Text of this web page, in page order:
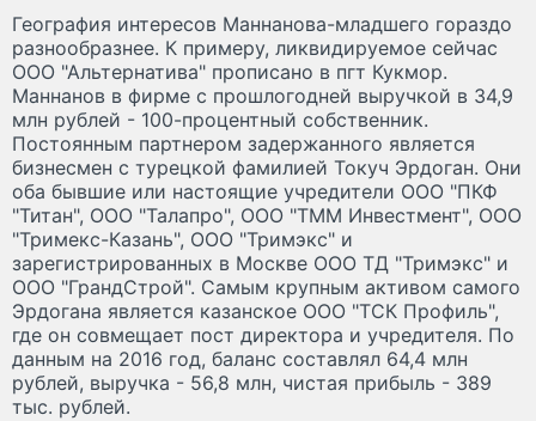
География интересов Маннанова-младшего гораздо
разнообразнее. К примеру, ликвидируемое сейчас
ООО "Альтернатива" прописано в пгт Кукмор.
Маннанов в фирме с прошлогодней выручкой в 34,9
млн рублей - 100-процентный собственник.
Постоянным партнером задержанного является
бизнесмен с турецкой фамилией Токуч Эрдоган. Они
оба бывшие или настоящие учредители ООО "ПКФ
"Титан", ООО "Талапро", ООО "ТММ Инвестмент", ООО
"Тримекс-Казань", ООО "Тримэкс" и
зарегистрированных в Москве ООО ТД "Тримэкс" и
ООО "ГрандСтрой". Самым крупным активом самого
Эрдогана является казанское ООО "ТСК Профиль",
где он совмещает пост директора и учредителя. По
данным на 2016 год, баланс составлял 64,4 млн
рублей, выручка - 56,8 млн, чистая прибыль - 389
тыс. рублей.